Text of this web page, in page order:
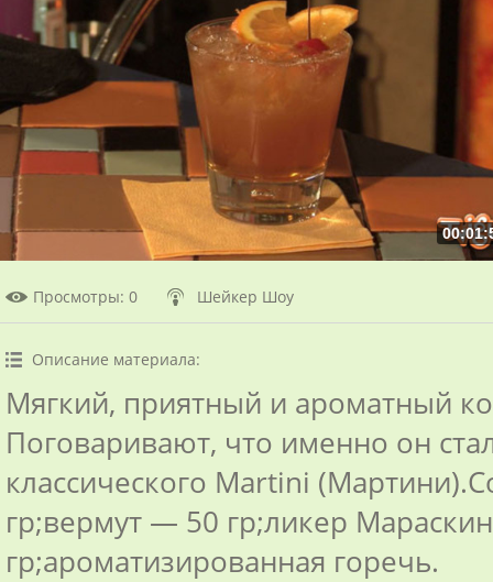
Просмотры: 0 Шейкер Шоу
Описание материала:
Мягкий, приятный и ароматный
Поговаривают, что именно он
классического Martini
гр;вермут — 50 гр;ликер
гр;ароматизированная горечь.